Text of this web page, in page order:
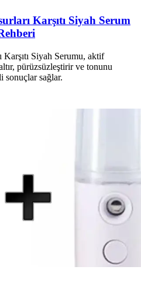
Karşıtı Siyah Serum
Siyah Serumu, aktif
pürüzsüzleştirir ve tonunu
sonuçlar sağlar.